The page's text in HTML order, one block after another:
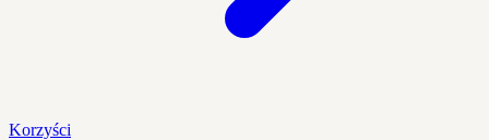
Korzyści